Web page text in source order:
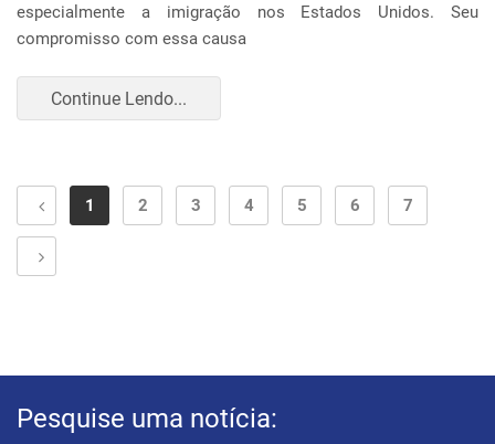
especialmente a imigração nos Estados Unidos. Seu
compromisso com essa causa
Continue Lendo...
1 2 3 4 5 6 7
Pesquise uma notícia: